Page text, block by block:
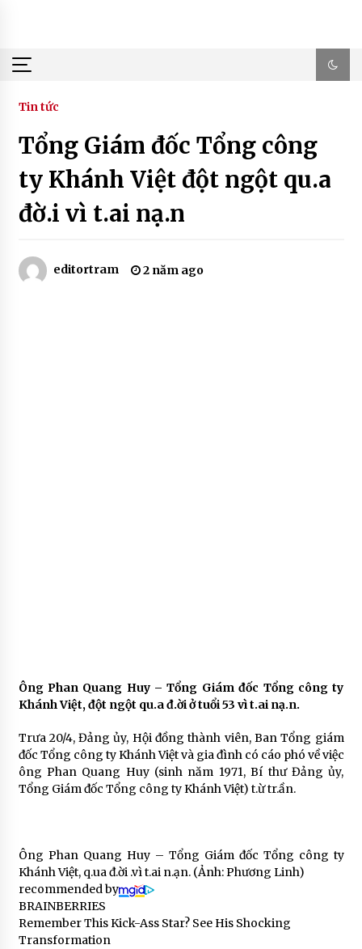
Tin tức
Tổng Giám đốc Tổng công
ty Khánh Việt đột ngột qu.a
đờ.i vì t.ai nạ.n
editortram 2 năm ago
Ông Phan Quang Huy – Tổng Giám đốc Tổng công ty
Khánh Việt, đột ngột qu.a đ.ời ở tuổi 53 vì t.ai nạ.n.
Trưa 20/4, Đảng ủy, Hội đồng thành viên, Ban Tổng giám
đốc Tổng công ty Khánh Việt và gia đình có cáo phó về việc
ông Phan Quang Huy (sinh năm 1971, Bí thư Đảng ủy,
Tổng Giám đốc Tổng công ty Khánh Việt) t.ừ tr.ần.
Ông Phan Quang Huy – Tổng Giám đốc Tổng công ty
Khánh Việt, q.ua đ.ời .vì t.ai n.ạn. (Ảnh: Phương Linh)
recommended by
BRAINBERRIES
Remember This Kick-Ass Star? See His Shocking
Transformation